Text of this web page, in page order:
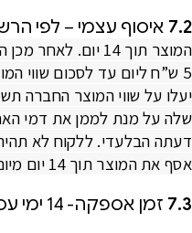
7.2 איסוף עצמי – לפי
המוצר תוך 14
5 ש”ח ליום עד לסכום שווי
יעלו על שווי המוצר החברה
שלה על מנת לממן את דמי
דעתה הבלעדי. ללקוח לא
אסף את המוצר תוך 14 יום מיום הרכישה.
7.3 זמן אספקה- 14 ימי עסקים.